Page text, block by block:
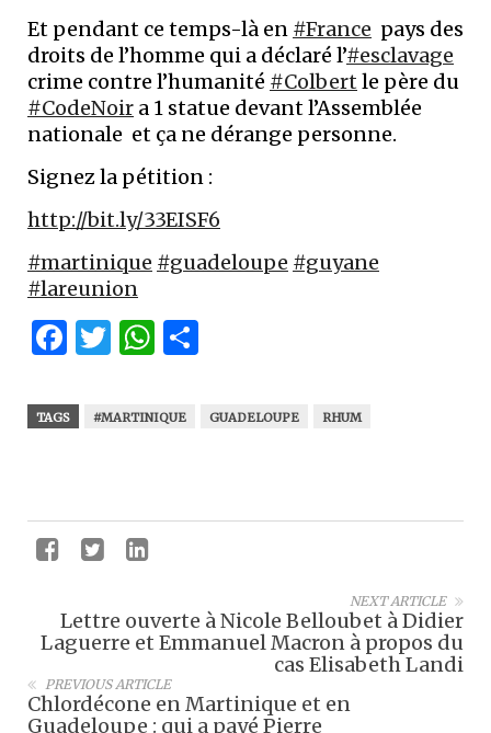
Et pendant ce temps-là en #France pays des
droits de l’homme qui a déclaré l’#esclavage
crime contre l’humanité #Colbert le père du
#CodeNoir a 1 statue devant l’Assemblée
nationale et ça ne dérange personne.
Signez la pétition :
http://bit.ly/33EISF6
#martinique #guadeloupe #guyane
#lareunion
Facebook
Twitter
WhatsApp
TAGS #MARTINIQUE GUADELOUPE RHUM
NEXT ARTICLE
Lettre ouverte à Nicole Belloubet à Didier
Laguerre et Emmanuel Macron à propos du
cas Elisabeth Landi
PREVIOUS ARTICLE
Chlordécone en Martinique et en
Guadeloupe : qui a payé Pierre